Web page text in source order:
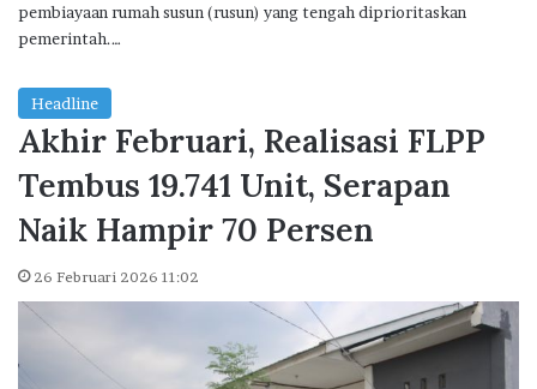
pembiayaan rumah susun (rusun) yang tengah diprioritaskan
pemerintah.…
Headline
Akhir Februari, Realisasi FLPP
Tembus 19.741 Unit, Serapan
Naik Hampir 70 Persen
26 Februari 2026 11:02